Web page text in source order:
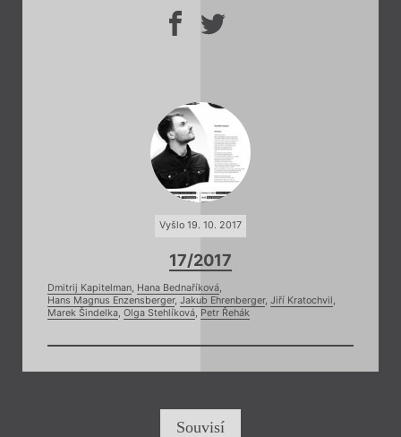
Vyšlo 19. 10. 2017
17/2017
Dmitrij Kapitelman, Hana Bednaříková,
Hans Magnus Enzensberger, Jakub Ehrenberger, Jiří Kratochvil,
Marek Šindelka, Olga Stehlíková, Petr Řehák
Souvisí